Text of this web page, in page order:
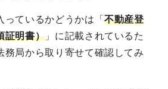
っているかどうかは「不動産登
証明書） 」に記載されているた
務局から取り寄せて確認してみ